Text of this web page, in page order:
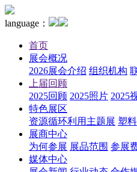
language：
首页
展会概况
2026展会介绍 组织机构
上届回顾
2025回顾 2025照片 2025
特色展区
资源循环利用主题展 塑
展商中心
为何参展 展品范围 参展
媒体中心